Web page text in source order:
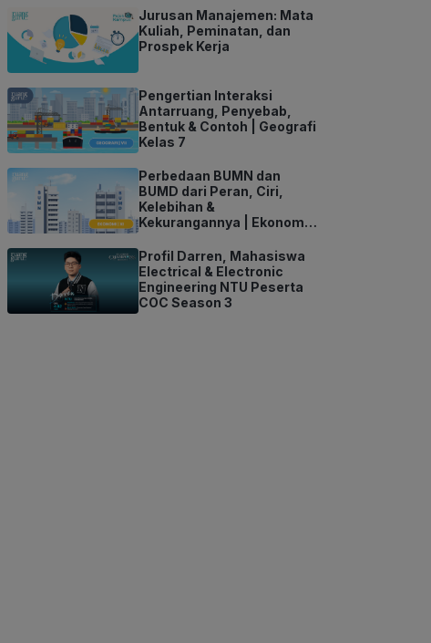
Jurusan Manajemen: Mata
Kuliah, Peminatan, dan
Prospek Kerja
Pengertian Interaksi
Antarruang, Penyebab,
Bentuk & Contoh | Geografi
Kelas 7
Perbedaan BUMN dan
BUMD dari Peran, Ciri,
Kelebihan &
Kekurangannya | Ekonomi
Profil Darren, Mahasiswa
Electrical & Electronic
Engineering NTU Peserta
COC Season 3